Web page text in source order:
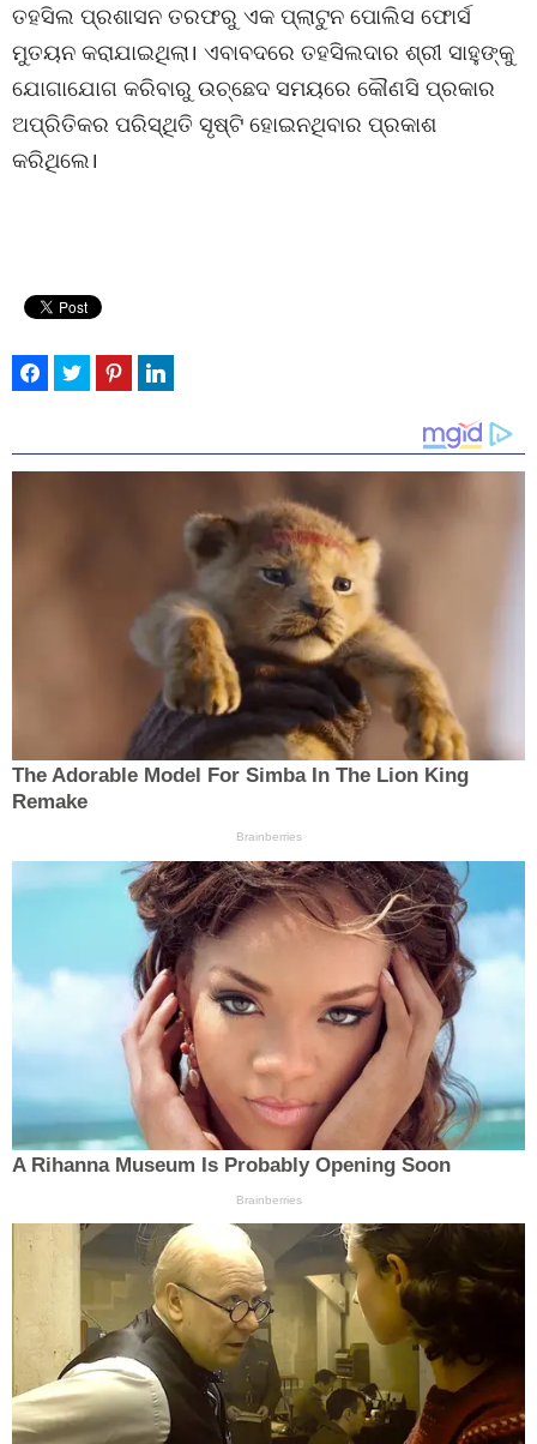
ତହସିଲ ପ୍ରଶାସନ ତରଫରୁ ଏକ ପ୍ଲାଟୁନ ପୋଲିସ ଫୋର୍ସ
ମୁତୟନ କରାଯାଇଥିଲା। ଏବାବଦରେ ତହସିଲଦାର ଶ୍ରୀ ସାହୁଙ୍କୁ
ଯୋଗାଯୋଗ କରିବାରୁ ଉଚ୍ଛେଦ ସମୟରେ କୌଣସି ପ୍ରକାର
ଅପ୍ରିତିକର ପରିସ୍ଥିତି ସୃଷ୍ଟି ହୋଇନଥିବାର ପ୍ରକାଶ
କରିଥିଲେ।